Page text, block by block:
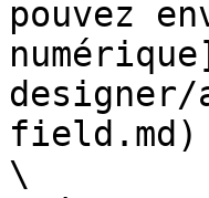
pouvez
designer/
\